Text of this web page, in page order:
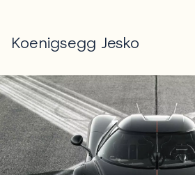
Koenigsegg Jesko